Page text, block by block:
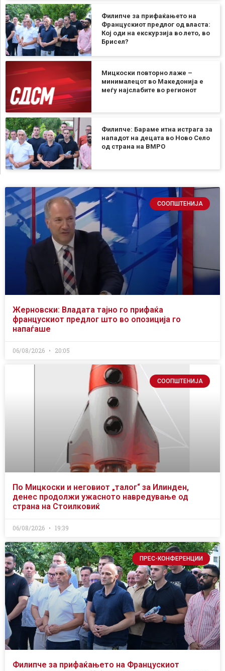
Филипче за прифаќањето на
Францускиот предлог од власта:
Кој оди на екскурзија во лето, во
Брисел?
Мицкоски повторно лаже –
минималецот во Македонија е
меѓу најслабите во регионот
Филипче: Бараме итна истрага за
нападот на децата во Ново Село
од страна на ВМРО
СООПШТЕНИЈА
Жерновски: Владата тајно го прифаќа
францускиот предлог што во опозиција го
напаѓаше
06/08/2026 20:05
СООПШТЕНИЈА
По Мицкоски и неговиот „талог“ за Илинден,
денес продолжи ужасното навредување од
страна на Стоилковиќ
06/08/2026 19:39
ПРЕС-КОНФЕРЕНЦИИ
Филипче за прифаќањето на Францускиот